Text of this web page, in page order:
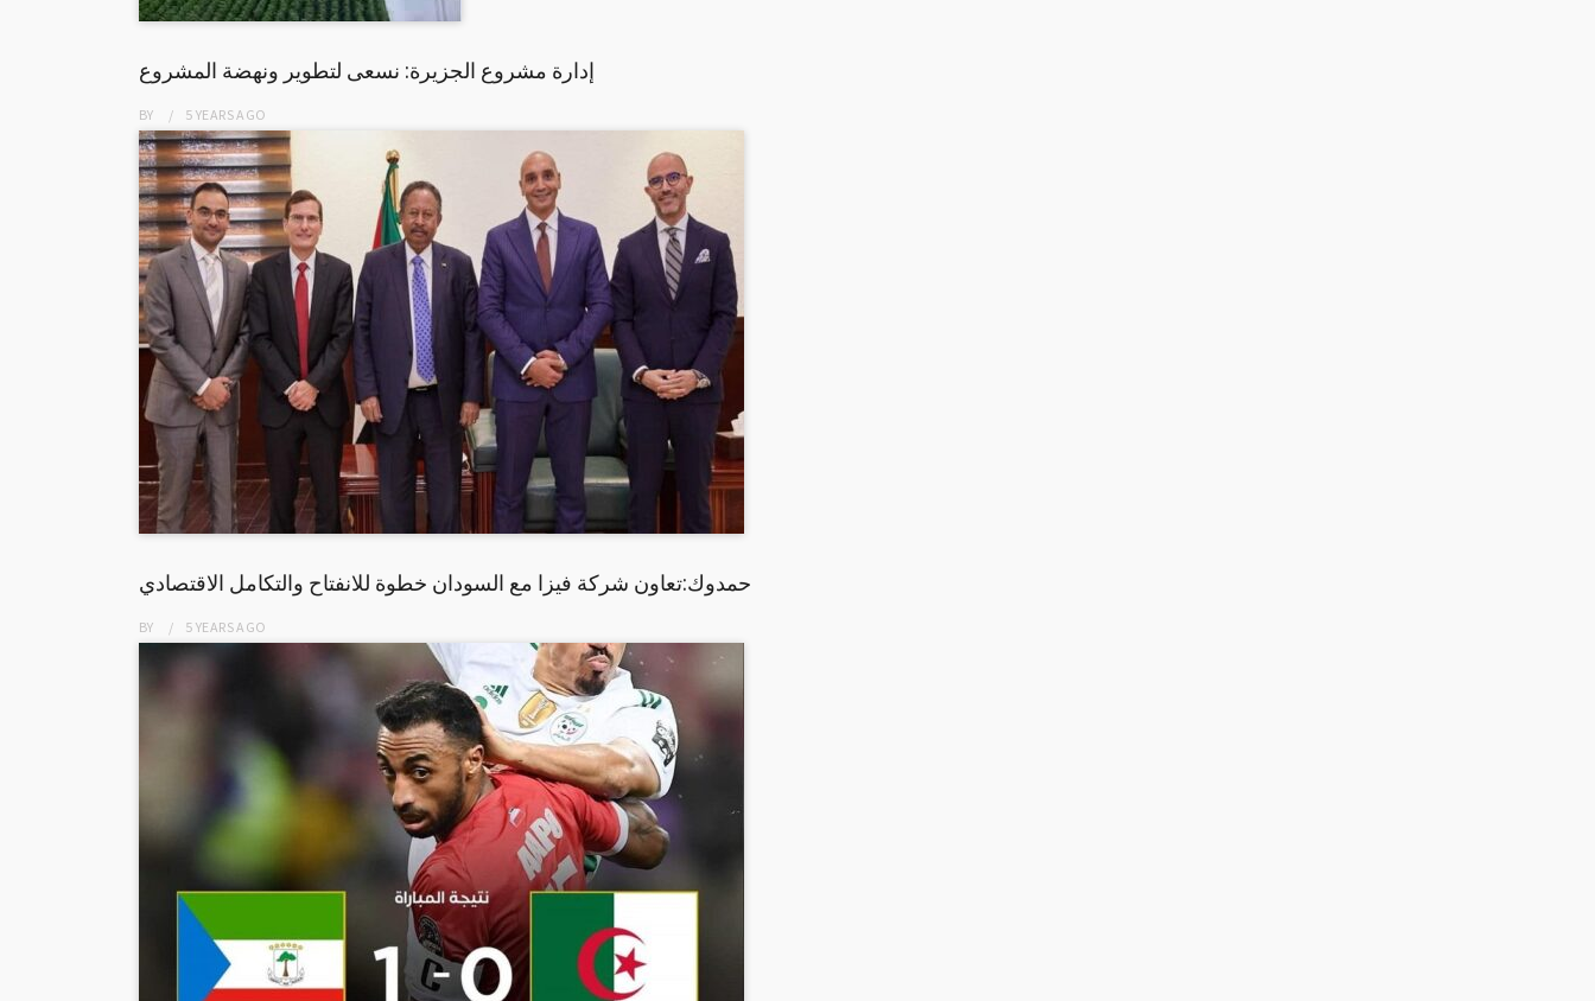
إدارة مشروع الجزيرة: نسعى لتطوير ونهضة المشروع
BY 5 YEARSAGO
حمدوك:تعاون شركة فيزا مع السودان خطوة للانفتاح والتكامل الاقتصادي
BY 5 YEARSAGO